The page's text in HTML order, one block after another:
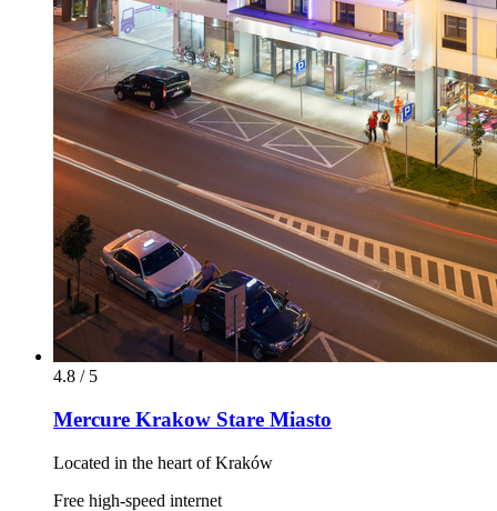
4.8 / 5
Mercure Krakow Stare Miasto
Located in the heart of Kraków
Free high-speed internet